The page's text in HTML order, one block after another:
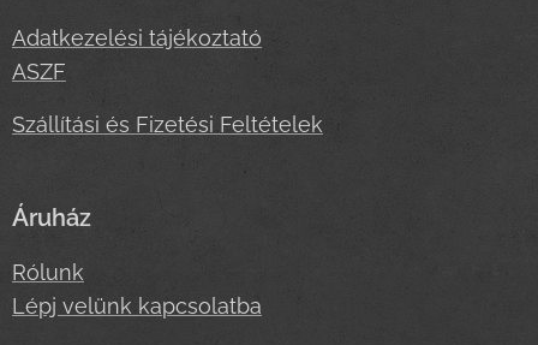
Adatkezelési tájékoztató
ASZF
Szállítási és Fizetési Feltételek
Áruház
Rólunk
Lépj velünk kapcsolatba